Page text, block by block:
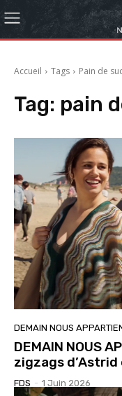
Accueil Tags Pain de
Tag: pain
DEMAIN NOUS
DEMAIN NOUS
zigzags d’Astrid
FDS - 1 Juin 2026